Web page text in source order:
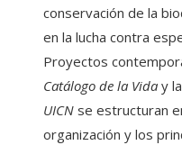
conservación de la
en la lucha contra
Proyectos
Catálogo de la Vida y la
UICN se estructuran
organización y los